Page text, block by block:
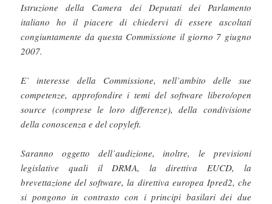
Istruzione della Camera dei Deputati dei Parlamento
italiano ho il piacere di chiedervi di essere ascoltati
congiuntamente da questa Commissione il giorno 7 giugno
2007.
E’ interesse della Commissione, nell’ambito delle sue
competenze, approfondire i temi del software libero/open
source (comprese le loro differenze), della condivisione
della conoscenza e del copyleft.
Saranno oggetto dell’audizione, inoltre, le previsioni
legislative quali il DRMA, la direttiva EUCD, la
brevettazione del software, la direttiva europea Ipred2, che
si pongono in contrasto con i principi basilari dei due